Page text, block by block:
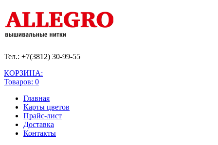
Тел.: +7(3812) 30-99-55
КОРЗИНА:
Товаров: 0
Главная
Карты цветов
Прайс-лист
Доставка
Контакты